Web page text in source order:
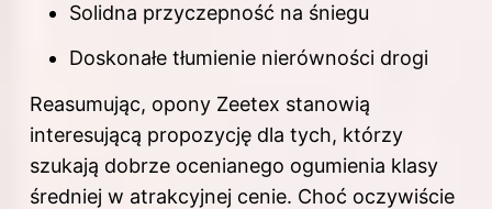
Solidna przyczepność na śniegu
Doskonałe tłumienie nierówności drogi
Reasumując, opony Zeetex stanowią
interesującą propozycję dla tych, którzy
szukają dobrze ocenianego ogumienia klasy
średniej w atrakcyjnej cenie. Choć oczywiście